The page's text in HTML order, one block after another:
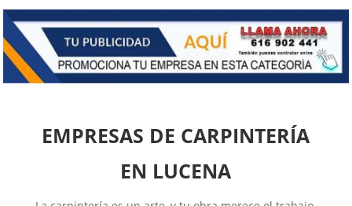
EMPRESAS DE CARPINTERÍA
EN LUCENA